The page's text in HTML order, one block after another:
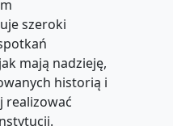
szeroki
mają nadzieję,
historią i
realizować